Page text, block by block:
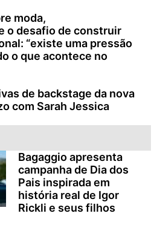
moda,
o desafio de construir
“existe uma pressão
o que acontece no
de backstage da nova
com Sarah Jessica
Bagaggio apresenta
campanha de Dia dos
Pais inspirada em
história real de Igor
Rickli e seus filhos